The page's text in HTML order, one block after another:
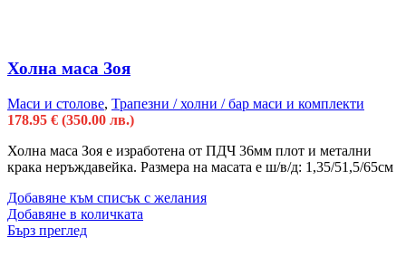
Холна маса Зоя
Маси и столове, Трапезни / холни / бар маси и комплекти
178.95 € (350.00 лв.)
Холна маса Зоя е изработена от ПДЧ 36мм плот и метални
крака неръждавейка. Размера на масата е ш/в/д: 1,35/51,5/65см
Добавяне към списък с желания
Добавяне в количката
Бърз преглед